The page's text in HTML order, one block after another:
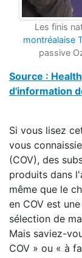
Les finis
montréalaise
passive
Source :
d'information
Si vous lisez
vous
(COV), des
produits dans
même que le
en COV est
sélection de
Mais saviez-
COV » ou « à